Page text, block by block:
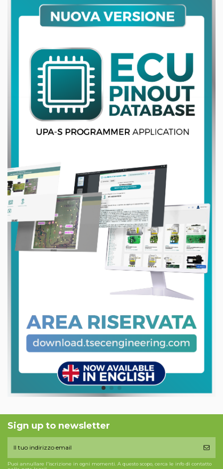
Sign up to newsletter
Puoi annullare l'iscrizione in ogni momenti. A questo scopo, cerca le info di contatto